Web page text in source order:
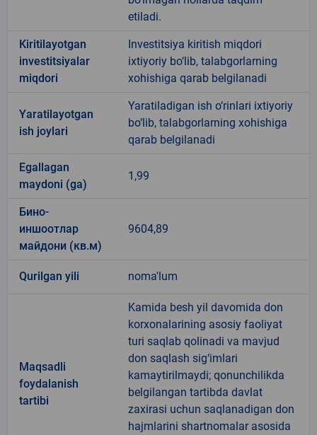
etiladi.
Kiritilayotgan
investitsiyalar
miqdori
Investitsiya kiritish miqdori
ixtiyoriy bo‘lib, talabgorlarning
xohishiga qarab belgilanadi
Yaratilayotgan
ish joylari
Yaratiladigan ish o‘rinlari ixtiyoriy
bo‘lib, talabgorlarning xohishiga
qarab belgilanadi
Egallagan
maydoni (ga)
1,99
Бино-
иншоотлар
майдони (кв.м)
9604,89
Qurilgan yili noma'lum
Maqsadli
foydalanish
tartibi
Kamida besh yil davomida don
korxonalarining asosiy faoliyat
turi saqlab qolinadi va mavjud
don saqlash sig‘imlari
kamaytirilmaydi; qonunchilikda
belgilangan tartibda davlat
zaxirasi uchun saqlanadigan don
hajmlarini shartnomalar asosida